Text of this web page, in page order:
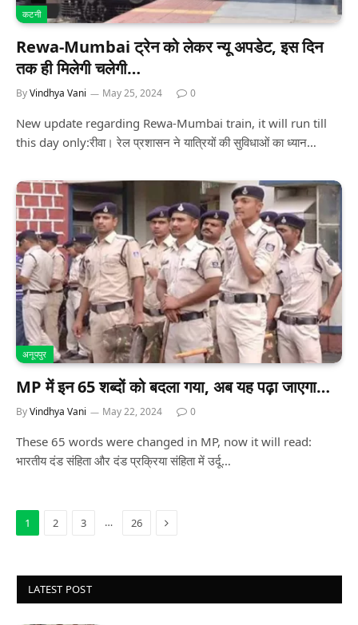
कटनी
Rewa-Mumbai ट्रेन को लेकर न्यू अपडेट, इस दिन
तक ही मिलेगी चलेगी…
ByVindhya Vani May 25, 2024 0
New update regarding Rewa-Mumbai train, it will run till
this day only:रीवा। रेल प्रशासन ने यात्रियों की सुविधाओं का ध्यान…
अनूपपुर
MP में इन 65 शब्दों को बदला गया, अब यह पढ़ा जाएगा…
ByVindhya Vani May 22, 2024 0
These 65 words were changed in MP, now it will read:
भारतीय दंड संहिता और दंड प्रक्रिया संहिता में उर्दू…
1 2 3 … 26 Next
LATEST POST